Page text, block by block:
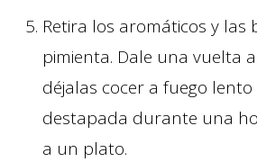
Retira los aromáticos y las
pimienta. Dale una vuelta
déjalas cocer a fuego
destapada durante una
a un plato.